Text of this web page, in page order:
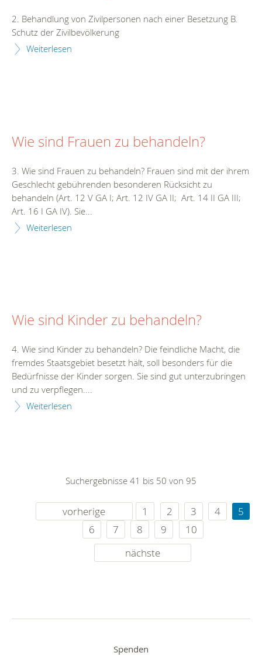
2. Behandlung von Zivilpersonen nach einer Besetzung B.
Schutz der Zivilbevölkerung
Weiterlesen
Wie sind Frauen zu behandeln?
3. Wie sind Frauen zu behandeln? Frauen sind mit der ihrem
Geschlecht gebührenden besonderen Rücksicht zu
behandeln (Art. 12 V GA I; Art. 12 IV GA II; Art. 14 II GA III;
Art. 16 I GA IV). Sie...
Weiterlesen
Wie sind Kinder zu behandeln?
4. Wie sind Kinder zu behandeln? Die feindliche Macht, die
fremdes Staatsgebiet besetzt hält, soll besonders für die
Bedürfnisse der Kinder sorgen. Sie sind gut unterzubringen
und zu verpflegen....
Weiterlesen
Suchergebnisse 41 bis 50 von 95
vorherige 1 2 3 4
5
6
7 8 9
10
nächste
Spenden